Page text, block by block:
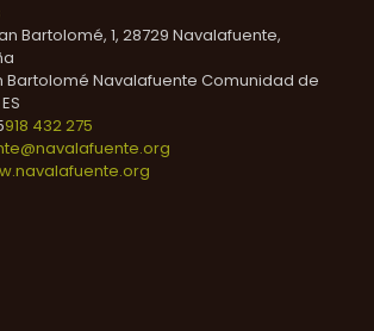
Bartolomé, 1, 28729 Navalafuente,
Bartolomé Navalafuente Comunidad de
ES
918 432 275